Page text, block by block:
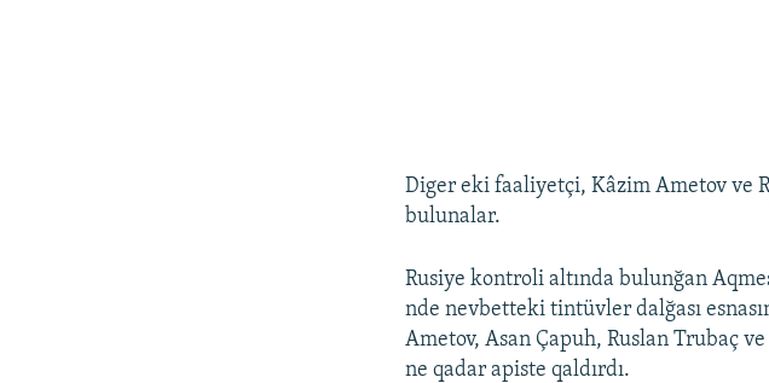
Diger eki faaliyetçi, Kâzim Ametov ve
bulunalar.
Rusiye kontroli altında bulunğan
nde nevbetteki tintüvler dalğası
Ametov, Asan Çapuh, Ruslan Trubaç
ne qadar apiste qaldırdı.